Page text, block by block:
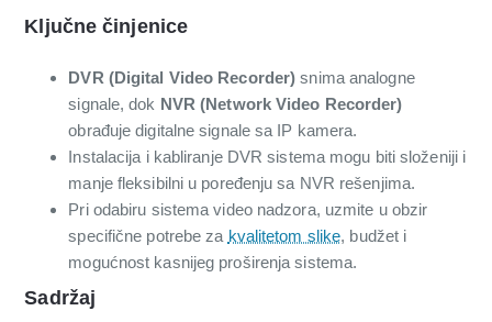
Ključne činjenice
DVR (Digital Video Recorder) snima analogne
signale, dok NVR (Network Video Recorder)
obrađuje digitalne signale sa IP kamera.
Instalacija i kabliranje DVR sistema mogu biti složeniji i
manje fleksibilni u poređenju sa NVR rešenjima.
Pri odabiru sistema video nadzora, uzmite u obzir
specifične potrebe za kvalitetom slike, budžet i
mogućnost kasnijeg proširenja sistema.
Sadržaj